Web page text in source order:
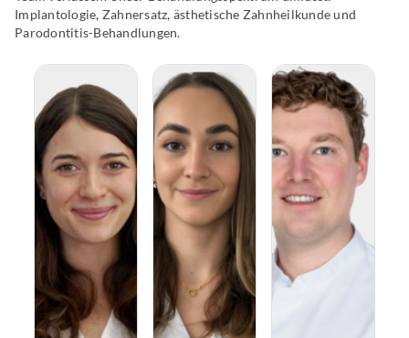
Implantologie, Zahnersatz, ästhetische Zahnheilkunde und
Parodontitis-Behandlungen.